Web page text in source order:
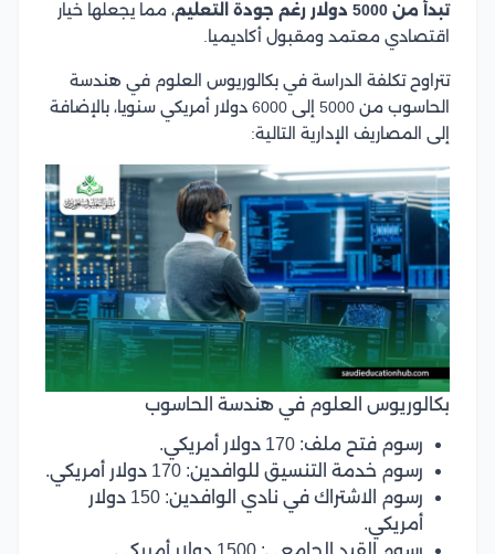
تبدأ من 5000 دولار رغم جودة التعليم
، مما يجعلها خيار
اقتصادي معتمد ومقبول أكاديميا.
تتراوح تكلفة الدراسة في بكالوريوس العلوم في هندسة
الحاسوب من 5000 إلى 6000 دولار أمريكي سنويا، بالإضافة
إلى المصاريف الإدارية التالية:
بكالوريوس العلوم في هندسة الحاسوب
رسوم فتح ملف: 170 دولار أمريكي.
رسوم خدمة التنسيق للوافدين: 170 دولار أمريكي.
رسوم الاشتراك في نادي الوافدين: 150 دولار
أمريكي.
رسوم القيد الجامعي: 1500 دولار أمريكي.